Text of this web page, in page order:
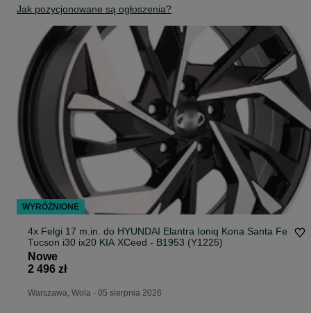
Jak pozycjonowane są ogłoszenia?
4x Felgi 17 m.in. do HYUNDAI Elantra Ioniq Kona Santa Fe
Tucson i30 ix20 KIA XCeed - B1953 (Y1225)
Nowe
2 496 zł
Warszawa, Wola - 05 sierpnia 2026
WYRÓŻNIONE